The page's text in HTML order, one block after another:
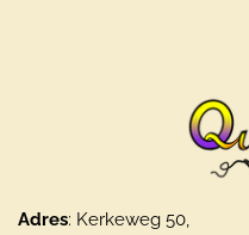
Adres: Kerkeweg 50,